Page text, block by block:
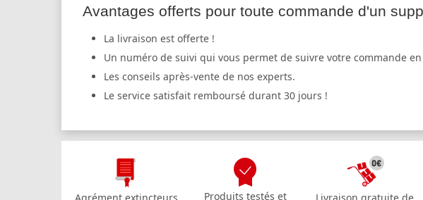
Avantages offerts pour toute commande d'un
La livraison est offerte !
Un numéro de suivi qui vous permet de suivre votre commande
Les conseils après-vente de nos experts.
Le service satisfait remboursé durant 30 jours !
Produits testés et